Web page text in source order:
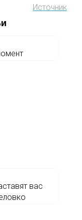
Источник
вас